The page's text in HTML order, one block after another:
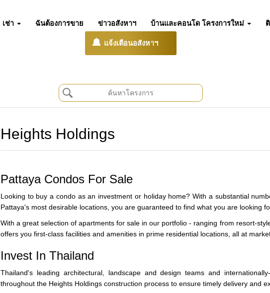
เช่า ฉันต้องการขาย ข่าวอสังหาฯ บ้านและคอนโด โครงการใหม่
แจ้งเตือนอสังหาฯ
Heights Holdings
Pattaya Condos For Sale
Looking to buy a condo as an investment or holiday home? With a substantial
Pattaya's most desirable locations, you are guaranteed to find what you are looking
With a great selection of apartments for sale in our portfolio - ranging from resort-
offers you first-class facilities and amenities in prime residential locations, all at
Invest In Thailand
Thailand's leading architectural, landscape and design teams and
throughout the Heights Holdings construction process to ensure timely delivery and